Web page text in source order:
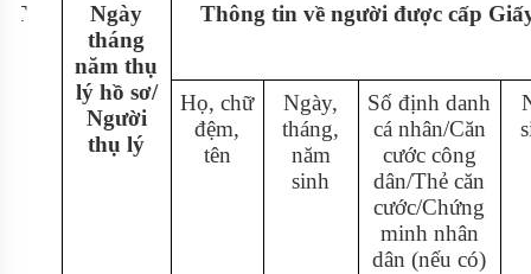
Ngày
tháng
năm thụ
lý hồ sơ/
Người
thụ lý
Thông tin về người được cấp
Họ, chữ
đệm,
tên
Ngày,
tháng,
năm
sinh
Số định danh
cá nhân/Căn
cước công
dân/Thẻ căn
cước/Chứng
minh nhân
dân (nếu có)